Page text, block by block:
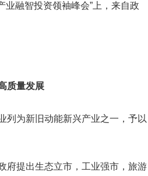
业融智投资领袖峰会”上，来自政
质量发展
列为新旧动能新兴产业之一，予以
府提出生态立市，工业强市，旅游